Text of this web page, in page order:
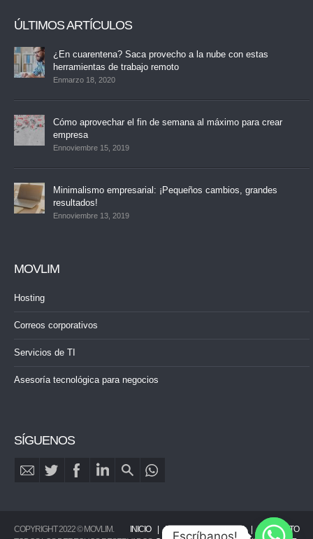
ÚLTIMOS ARTÍCULOS
¿En cuarentena? Saca provecho a la nube con estas
herramientas de trabajo remoto
Enmarzo 18, 2020
Cómo aprovechar el fin de semana al máximo para crear
empresa
Ennoviembre 15, 2019
Minimalismo empresarial: ¡Pequeños cambios, grandes
resultados!
Ennoviembre 13, 2019
MOVLIM
Hosting
Correos corporativos
Servicios de TI
Asesoría tecnológica para negocios
SÍGUENOS
INICIO PORTAFOLIO BLOG CONTACTO
COPYRIGHT 2022 © MOVLIM.
Escríbanos!